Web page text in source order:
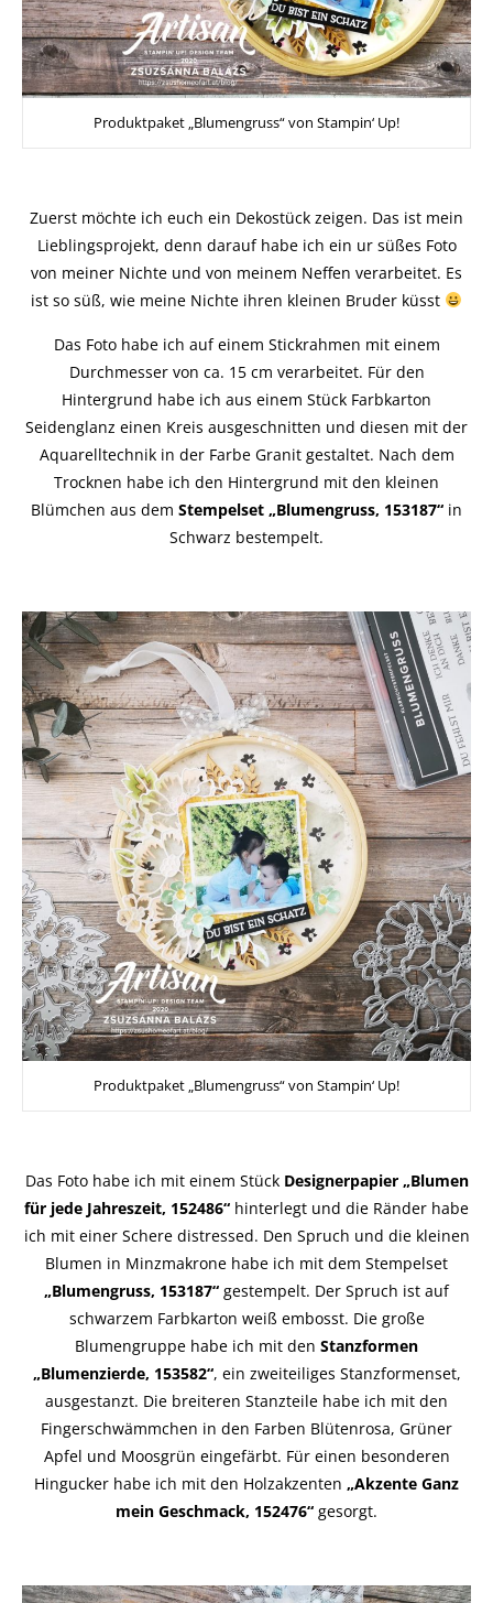
Produktpaket „Blumengruss“ von Stampin‘ Up!
Zuerst möchte ich euch ein Dekostück zeigen. Das ist mein
Lieblingsprojekt, denn darauf habe ich ein ur süßes Foto
von meiner Nichte und von meinem Neffen verarbeitet. Es
ist so süß, wie meine Nichte ihren kleinen Bruder küsst
Das Foto habe ich auf einem Stickrahmen mit einem
Durchmesser von ca. 15 cm verarbeitet. Für den
Hintergrund habe ich aus einem Stück Farbkarton
Seidenglanz einen Kreis ausgeschnitten und diesen mit der
Aquarelltechnik in der Farbe Granit gestaltet. Nach dem
Trocknen habe ich den Hintergrund mit den kleinen
Blümchen aus dem Stempelset „Blumengruss, 153187“ in
Schwarz bestempelt.
Produktpaket „Blumengruss“ von Stampin‘ Up!
Das Foto habe ich mit einem Stück Designerpapier „Blumen
für jede Jahreszeit, 152486“ hinterlegt und die Ränder habe
ich mit einer Schere distressed. Den Spruch und die kleinen
Blumen in Minzmakrone habe ich mit dem Stempelset
„Blumengruss, 153187“ gestempelt. Der Spruch ist auf
schwarzem Farbkarton weiß embosst. Die große
Blumengruppe habe ich mit den Stanzformen
„Blumenzierde, 153582“, ein zweiteiliges Stanzformenset,
ausgestanzt. Die breiteren Stanzteile habe ich mit den
Fingerschwämmchen in den Farben Blütenrosa, Grüner
Apfel und Moosgrün eingefärbt. Für einen besonderen
Hingucker habe ich mit den Holzakzenten „Akzente Ganz
mein Geschmack, 152476“ gesorgt.